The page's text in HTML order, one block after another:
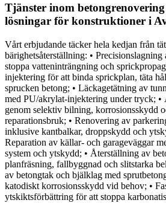
Tjänster inom betongrenovering
lösningar för konstruktioner i
Vårt erbjudande täcker hela kedjan från
bärighetsåterställning: •
stoppa vatteninträngning och
injektering för att binda sprickplan, täta
sprucken betong; • Läckagetätning av
med PU/akrylat-injektering under tryck; •
genom selektiv bilning, korrosionsskydd
reparationsbruk; • Renovering av
inklusive kantbalkar, droppskydd och
Reparation av källar- och garageväggar
system och ytskydd; • Återställning av
planfräsning, fallbyggnad och slitstarka
av betongtak och bjälklag med
katodiskt korrosionsskydd vid behov; •
ytskiktsförbättring för att stoppa